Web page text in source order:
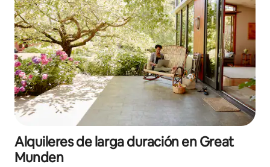
Alquileres de larga duración en Great
Munden